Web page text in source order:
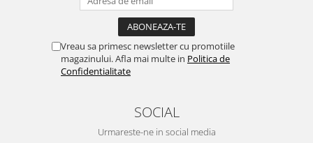
Vreau sa primesc newsletter cu promotiile
magazinului. Afla mai multe in Politica de
Confidentialitate
SOCIAL
Urmareste-ne in social media